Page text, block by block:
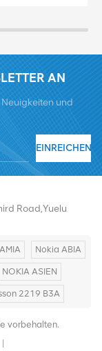
AN
und
EINREICHEN
Road,Yuelu
Nokia ABIA
NOKIA ASIEN
2219 B3A
vorbehalten.